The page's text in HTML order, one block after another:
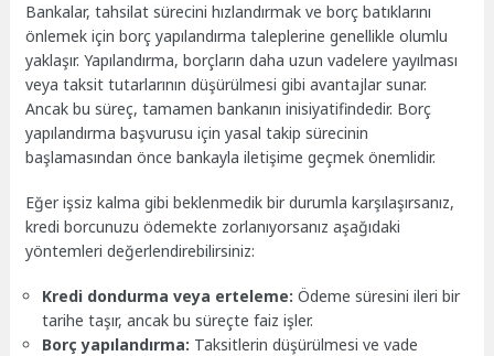
Bankalar, tahsilat sürecini hızlandırmak ve borç batıklarını
önlemek için borç yapılandırma taleplerine genellikle olumlu
yaklaşır. Yapılandırma, borçların daha uzun vadelere yayılması
veya taksit tutarlarının düşürülmesi gibi avantajlar sunar.
Ancak bu süreç, tamamen bankanın inisiyatifindedir. Borç
yapılandırma başvurusu için yasal takip sürecinin
başlamasından önce bankayla iletişime geçmek önemlidir.
Eğer işsiz kalma gibi beklenmedik bir durumla karşılaşırsanız,
kredi borcunuzu ödemekte zorlanıyorsanız aşağıdaki
yöntemleri değerlendirebilirsiniz:
Kredi dondurma veya erteleme: Ödeme süresini ileri bir
tarihe taşır, ancak bu süreçte faiz işler.
Borç yapılandırma: Taksitlerin düşürülmesi ve vade